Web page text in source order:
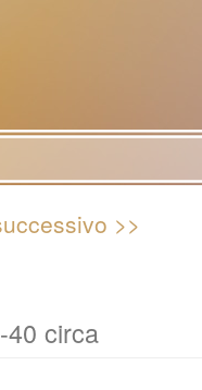
>>
40 circa